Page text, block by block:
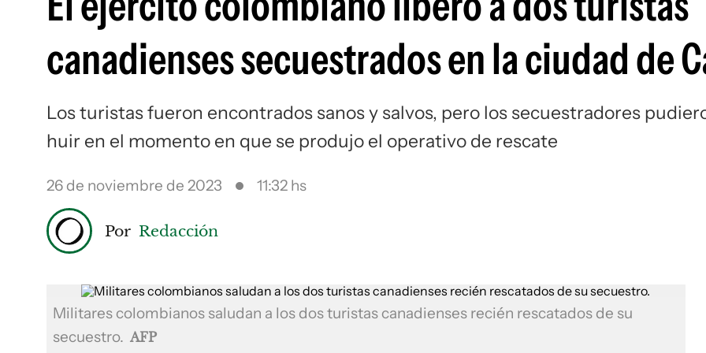
canadienses secuestrados en la ciudad de
Los turistas fueron encontrados sanos y salvos, pero los secuestradores
huir en el momento en que se produjo el operativo de rescate
26 de noviembre de 2023 11:32 hs
Por Redacción
Militares colombianos saludan a los dos turistas canadienses recién rescatados de su
secuestro. AFP